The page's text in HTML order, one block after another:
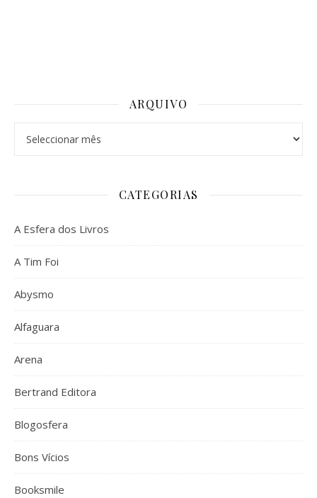
ARQUIVO
CATEGORIAS
A Esfera dos Livros
A Tim Foi
Abysmo
Alfaguara
Arena
Bertrand Editora
Blogosfera
Bons Vícios
Booksmile